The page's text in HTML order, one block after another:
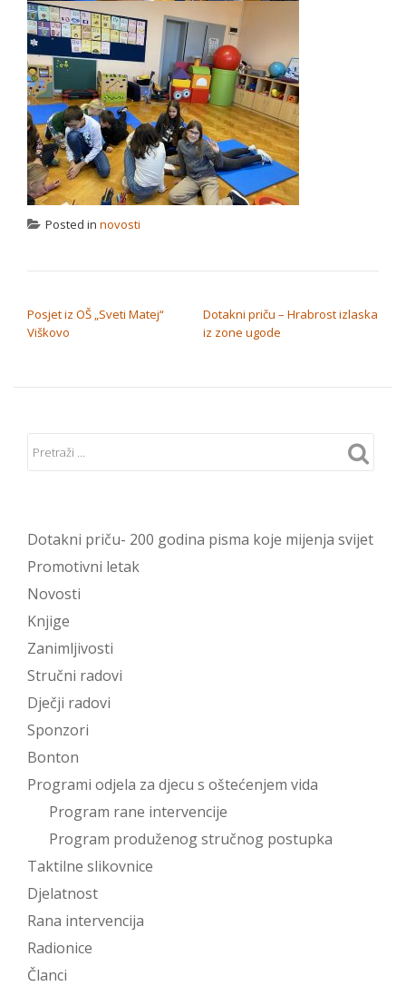
Posted in novosti
Posjet iz OŠ „Sveti Matej“
Viškovo
Dotakni priču – Hrabrost izlaska
iz zone ugode
Dotakni priču- 200 godina pisma koje mijenja svijet
Promotivni letak
Novosti
Knjige
Zanimljivosti
Stručni radovi
Dječji radovi
Sponzori
Bonton
Programi odjela za djecu s oštećenjem vida
Program rane intervencije
Program produženog stručnog postupka
Taktilne slikovnice
Djelatnost
Rana intervencija
Radionice
Članci